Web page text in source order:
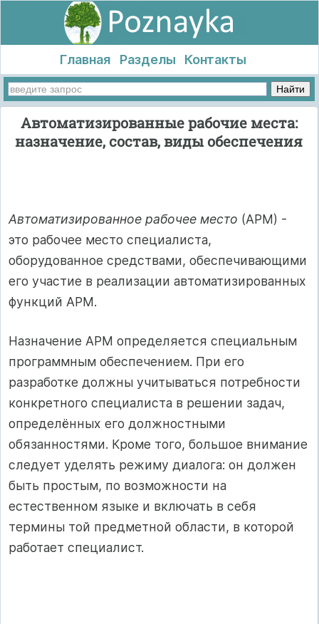
Главная Разделы Контакты
Автоматизированные рабочие места:
назначение, состав, виды обеспечения
Автоматизированное рабочее место (АРМ) -
это рабочее место специалиста,
оборудованное средствами, обеспечивающими
его участие в реализации автоматизированных
функций АРМ.
Назначение АРМ определяется специальным
программным обеспечением. При его
разработке должны учитываться потребности
конкретного специалиста в решении задач,
определённых его должностными
обязанностями. Кроме того, большое внимание
следует уделять режиму диалога: он должен
быть простым, по возможности на
естественном языке и включать в себя
термины той предметной области, в которой
работает специалист.